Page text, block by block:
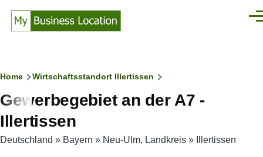
Pfadnavigation
Home Wirtschaftsstandort Illertissen
Gewerbegebiet an der A7 -
Illertissen
Deutschland » Bayern » Neu-Ulm, Landkreis » Illertissen